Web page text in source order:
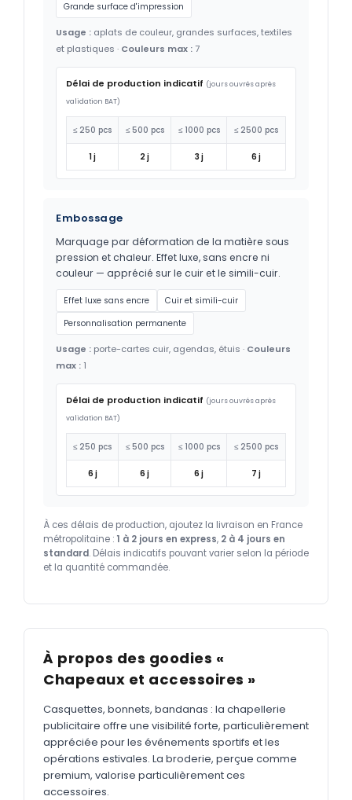
Grande surface d'impression
Usage : aplats de couleur, grandes surfaces, textiles
et plastiques · Couleurs max :7
Délai de production indicatif (jours ouvrés après
validation BAT)
≤ 250 pcs ≤ 500 pcs ≤ 1000 pcs ≤ 2500 pcs
1 j 2 j 3 j 6 j
Embossage
Marquage par déformation de la matière sous
pression et chaleur. Effet luxe, sans encre ni
couleur — apprécié sur le cuir et le simili-cuir.
Effet luxe sans encre
Cuir et simili-cuir
Personnalisation permanente
Usage : porte-cartes cuir, agendas, étuis · Couleurs
max : 1
Délai de production indicatif (jours ouvrés après
validation BAT)
≤ 250 pcs ≤ 500 pcs ≤ 1000 pcs ≤ 2500 pcs
6 j 6 j 6 j 7 j
À ces délais de production, ajoutez la livraison en France
métropolitaine : 1 à 2 jours en express, 2 à 4 jours en
standard. Délais indicatifs pouvant varier selon la période
et la quantité commandée.
À propos des goodies «
Chapeaux et accessoires »
Casquettes, bonnets, bandanas : la chapellerie
publicitaire offre une visibilité forte, particulièrement
appréciée pour les événements sportifs et les
opérations estivales. La broderie, perçue comme
premium, valorise particulièrement ces
accessoires.